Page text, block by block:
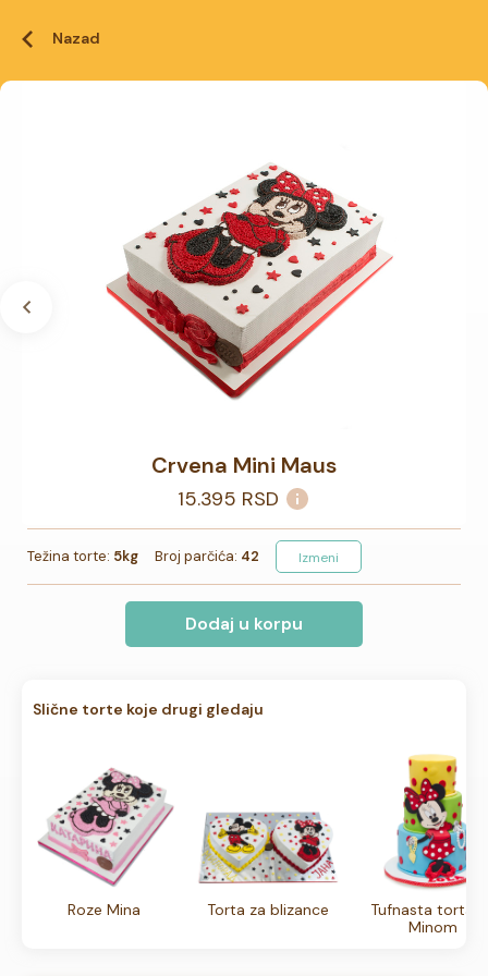
Nazad
Crvena Mini Maus
15.395 RSD
Težina torte: 5kg Broj parčića: 42 Izmeni
Dodaj u korpu
Slične torte koje drugi gledaju
Roze Mina Torta za blizance
Tufnasta torta
Minom